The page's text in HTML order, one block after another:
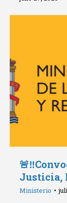
Justicia,
Ministerio